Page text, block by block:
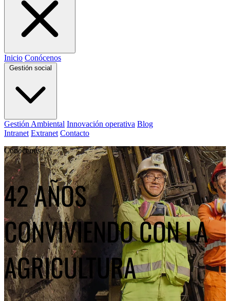
Inicio Conócenos
Gestión social
Gestión Ambiental Innovación operativa Blog
Intranet Extranet Contacto
Conócenos
42 AÑOS
CONVIVIENDO CON LA
AGRICULTURA